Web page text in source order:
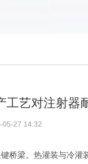
艺对注射器
05-27 14:32
桥梁。热灌装与冷灌